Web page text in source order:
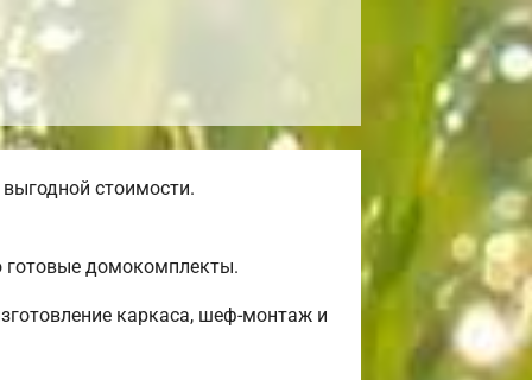
стоимости.
готовые домокомплекты.
каркаса, шеф-монтаж и